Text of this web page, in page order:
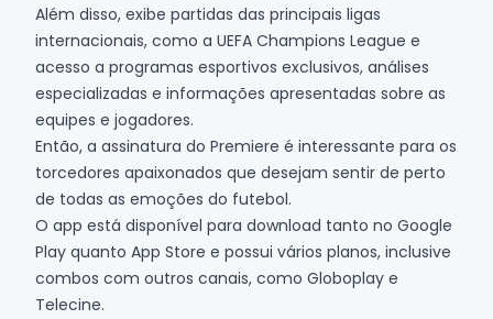
Além disso, exibe partidas das principais ligas
internacionais, como a UEFA Champions League e
acesso a programas esportivos exclusivos, análises
especializadas e informações apresentadas sobre as
equipes e jogadores.
Então, a assinatura do Premiere é interessante para os
torcedores apaixonados que desejam sentir de perto
de todas as emoções do futebol.
O app está disponível para download tanto no Google
Play quanto App Store e possui vários planos, inclusive
combos com outros canais, como Globoplay e
Telecine.